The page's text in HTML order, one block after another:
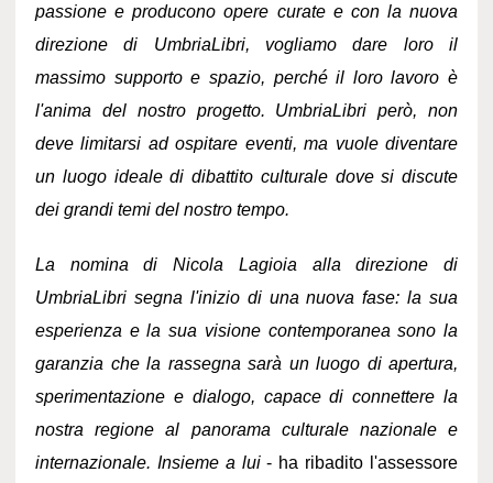
passione e producono opere curate e con la nuova
direzione di UmbriaLibri, vogliamo dare loro il
massimo supporto e spazio, perché il loro lavoro è
l'anima del nostro progetto. UmbriaLibri però, non
deve limitarsi ad ospitare eventi, ma vuole diventare
un luogo ideale di dibattito culturale dove si discute
dei grandi temi del nostro tempo.
La nomina di Nicola Lagioia alla direzione di
UmbriaLibri segna l'inizio di una nuova fase: la sua
esperienza e la sua visione contemporanea sono la
garanzia che la rassegna sarà un luogo di apertura,
sperimentazione e dialogo, capace di connettere la
nostra regione al panorama culturale nazionale e
internazionale. Insieme a lui- ha ribadito l'assessore